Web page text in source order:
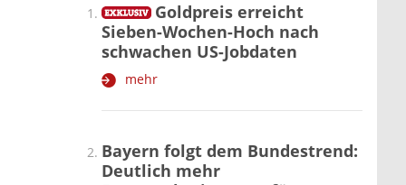
Goldpreis erreicht
Sieben-Wochen-Hoch nach
schwachen US-Jobdaten
mehr
Bayern folgt dem Bundestrend:
Deutlich mehr